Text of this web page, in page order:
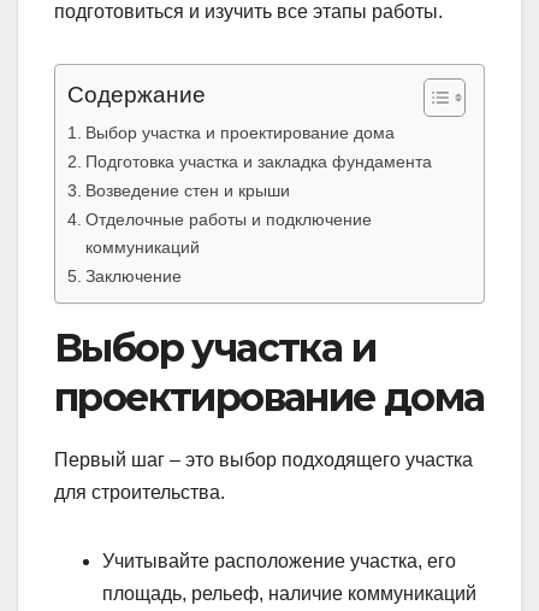
подготовиться и изучить все этапы работы.
Содержание
Выбор участка и проектирование дома
Подготовка участка и закладка фундамента
Возведение стен и крыши
Отделочные работы и подключение
коммуникаций
Заключение
Выбор участка и
проектирование дома
Первый шаг – это выбор подходящего участка
для строительства.
Учитывайте расположение участка, его
площадь, рельеф, наличие коммуникаций